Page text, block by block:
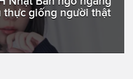
thực giống người thật